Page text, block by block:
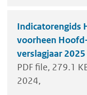
Indicatorengids
voorheen
verslagjaar 2025
PDF file 279.1
2024